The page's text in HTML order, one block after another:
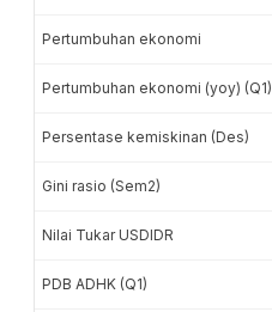
Pertumbuhan ekonomi
Pertumbuhan ekonomi (yoy) (Q1)
Persentase kemiskinan (Des)
Gini rasio (Sem2)
Nilai Tukar USDIDR
PDB ADHK (Q1)